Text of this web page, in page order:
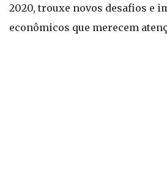
2020, trouxe novos desafios e
econômicos que merecem